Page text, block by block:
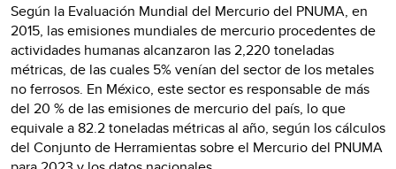
Según la Evaluación Mundial del Mercurio del PNUMA, en
2015, las emisiones mundiales de mercurio procedentes de
actividades humanas alcanzaron las 2,220 toneladas
métricas, de las cuales 5% venían del sector de los metales
no ferrosos. En México, este sector es responsable de más
del 20 % de las emisiones de mercurio del país, lo que
equivale a 82.2 toneladas métricas al año, según los cálculos
del Conjunto de Herramientas sobre el Mercurio del PNUMA